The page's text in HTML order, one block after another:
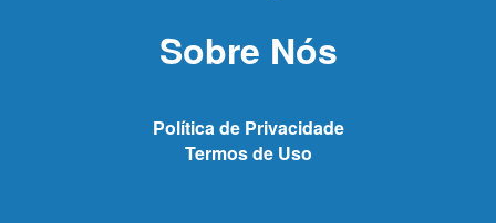
Sobre Nós
Política de Privacidade
Termos de Uso